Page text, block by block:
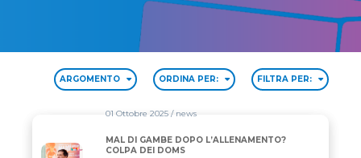
ARGOMENTO ORDINA PER: FILTRA PER:
MAL DI GAMBE DOPO L’ALLENAMENTO? COLPA DEI
01 Ottobre 2025/ news
MAL DI GAMBE DOPO L’ALLENAMENTO?
COLPA DEI DOMS